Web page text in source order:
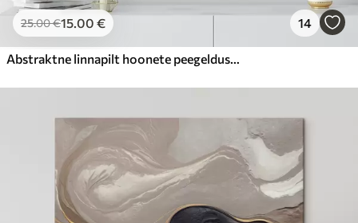
25.00€15.00 € 14
Abstraktne linnapilt hoonete peegeldustega vees, mis on loodud neutraalsetes toonides ja soojade toonide aktsentidega